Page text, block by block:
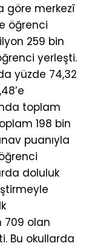
göre merkezî
öğrenci
259 bin
yerleşti.
yüzde 74,32
toplam
198 bin
puanıyla
doluluk
709 olan
Bu okullarda